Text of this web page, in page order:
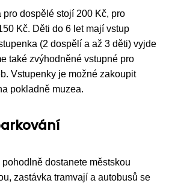
dospělé stojí 200 Kč, pro
Kč. Děti do 6 let mají vstup
(2 dospělí a až 3 děti) vyjde
také zvýhodněné vstupné pro
Vstupenky je možné zakoupit
pokladně muzea.
dostanete městskou
zastávka tramvají a autobusů se